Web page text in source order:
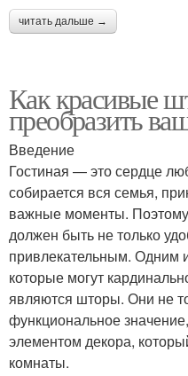
читать дальше →
Как красивые
преобразить
Введение
Гостиная — это сердце
собирается вся семья,
важные моменты.
должен быть не только
привлекательным. Одним
которые могут
являются шторы. Они не
функциональное
элементом декора,
комнаты.